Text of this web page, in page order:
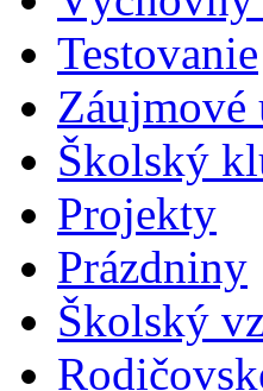
Testovanie
Záujmové
Školský
Projekty
Prázdniny
Školský